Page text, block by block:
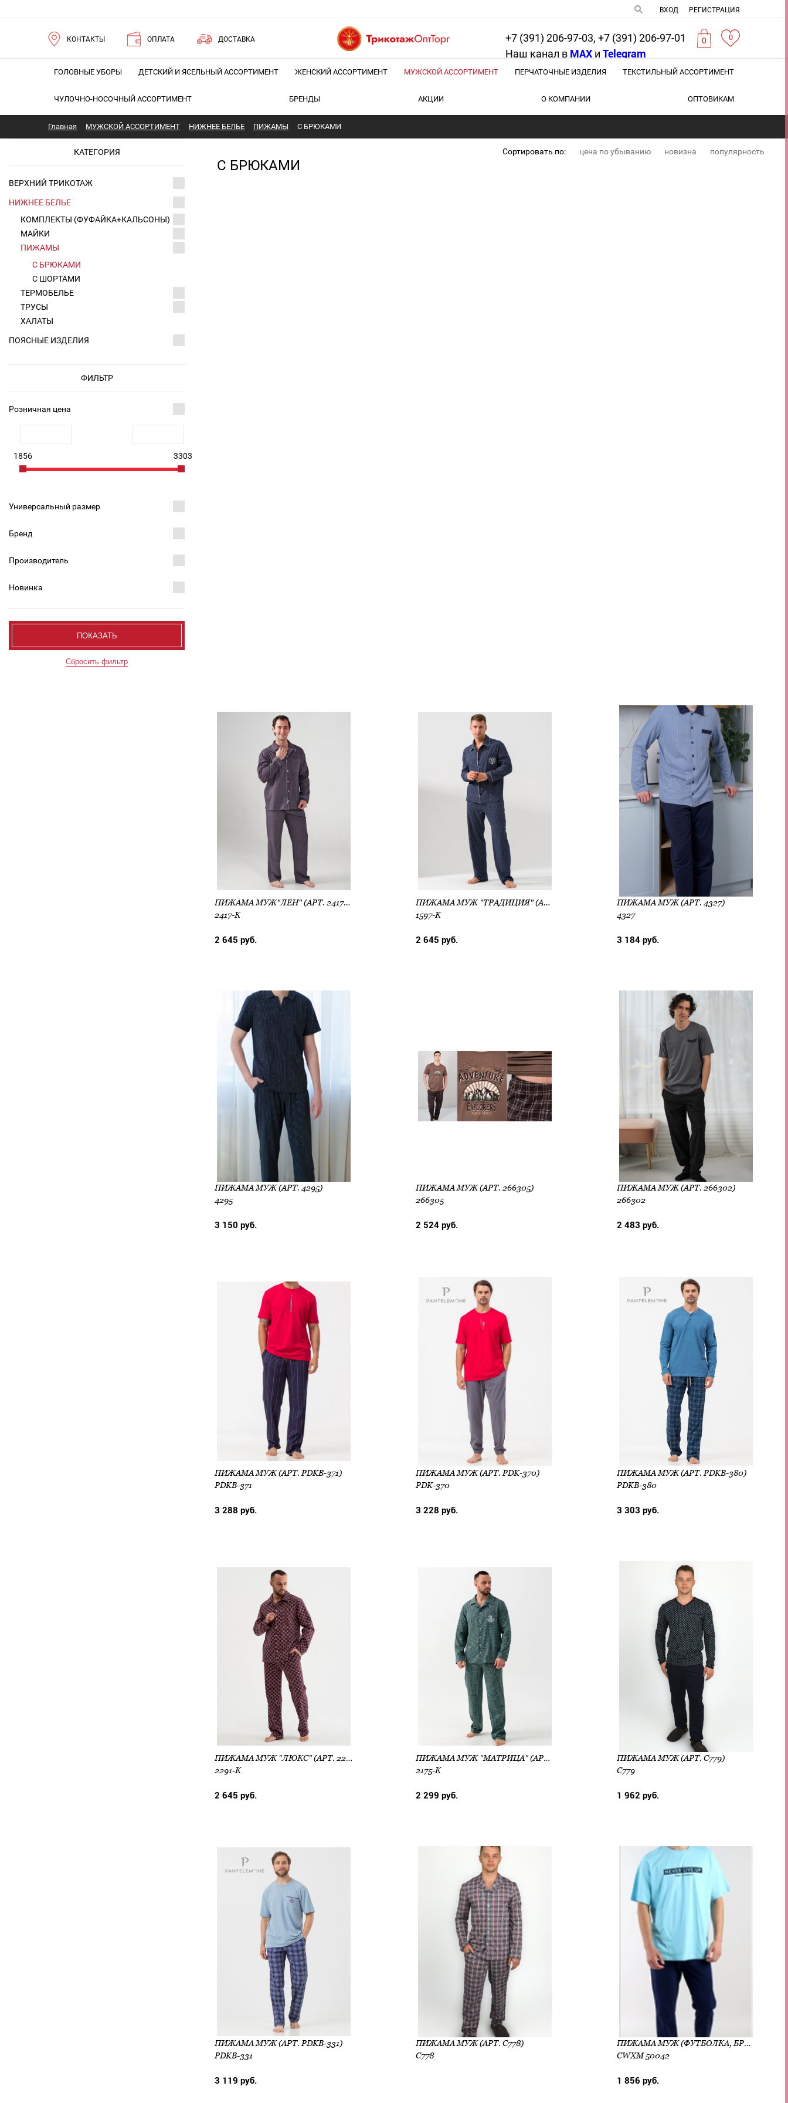
ВХОД РЕГИСТРАЦИЯ
КОНТАКТЫ ОПЛАТА ДОСТАВКА 0 0
+7 (391) 206-97-03, +7 (391) 206-97-01
Наш канал в MAX и Telegram
ГОЛОВНЫЕ УБОРЫ ДЕТСКИЙ И ЯСЕЛЬНЫЙ АССОРТИМЕНТ ЖЕНСКИЙ АССОРТИМЕНТ МУЖСКОЙ АССОРТИМЕНТ ПЕРЧАТОЧНЫЕ ИЗДЕЛИЯ ТЕКСТИЛЬНЫЙ АССОРТИМЕНТ
ЧУЛОЧНО-НОСОЧНЫЙ АССОРТИМЕНТ БРЕНДЫ АКЦИИ О КОМПАНИИ ОПТОВИКАМ
Главная МУЖСКОЙ АССОРТИМЕНТ НИЖНЕЕ БЕЛЬЕ ПИЖАМЫ С БРЮКАМИ
КАТЕГОРИЯ
ВЕРХНИЙ ТРИКОТАЖ
НИЖНЕЕ БЕЛЬЕ
КОМПЛЕКТЫ (ФУФАЙКА+КАЛЬСОНЫ)
МАЙКИ
ПИЖАМЫ
С БРЮКАМИ
С ШОРТАМИ
ТЕРМОБЕЛЬЕ
ТРУСЫ
ХАЛАТЫ
ПОЯСНЫЕ ИЗДЕЛИЯ
ФИЛЬТР
Розничная цена
1856 3303
Универсальный размер
Бренд
Производитель
Новинка
ПОКАЗАТЬ
С БРЮКАМИ
Сортировать по: цена по убыванию новизна популярность
ПИЖАМА МУЖ"ЛЕН" (АРТ. 2417-К)
2417-К
2 645 руб.
ПИЖАМА МУЖ "ТРАДИЦИЯ" (АРТ. 1597-К)
1597-К
2 645 руб.
ПИЖАМА МУЖ (АРТ. 4327)
4327
3 184 руб.
ПИЖАМА МУЖ (АРТ. 4295)
4295
3 150 руб.
ПИЖАМА МУЖ (АРТ. 266305)
266305
2 524 руб.
ПИЖАМА МУЖ (АРТ. 266302)
266302
2 483 руб.
ПИЖАМА МУЖ (АРТ. PDKB-371)
PDKB-371
3 288 руб.
ПИЖАМА МУЖ (АРТ. PDK-370)
PDK-370
3 228 руб.
ПИЖАМА МУЖ (АРТ. PDKB-380)
PDKB-380
3 303 руб.
ПИЖАМА МУЖ "ЛЮКС" (АРТ. 2291-К)
2291-К
2 645 руб.
ПИЖАМА МУЖ "МАТРИЦА" (АРТ. 2175-К)
2175-К
2 299 руб.
ПИЖАМА МУЖ (АРТ. С779)
С779
1 962 руб.
ПИЖАМА МУЖ (АРТ. PDKB-331)
PDKB-331
3 119 руб.
ПИЖАМА МУЖ (АРТ. С778)
С778
ПИЖАМА МУЖ (ФУТБОЛКА, БРЮКИ) (АРТ. CWXM 50042)
CWXM 50042
1 856 руб.